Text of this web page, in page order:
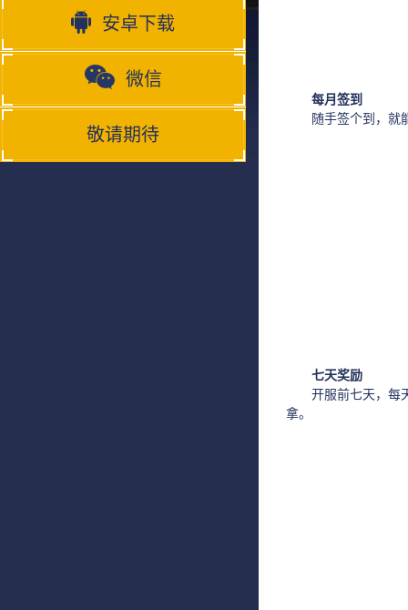
安卓下载
微信
敬请期待
每月签到
随手签个到，就能
七天奖励
开服前七天，每天
拿。